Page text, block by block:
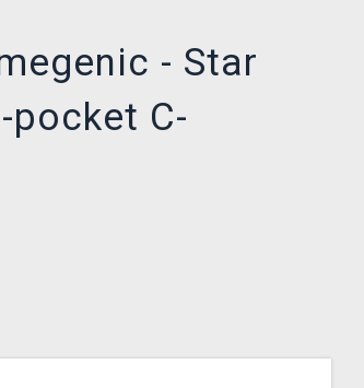
- Star
pocket C-